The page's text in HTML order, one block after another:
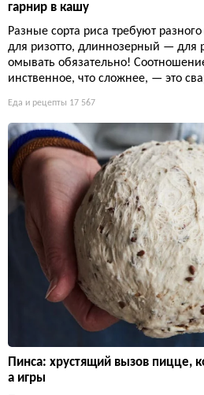
гарнир в кашу
Разные сорта риса требуют
для ризотто, длиннозерный — для
омывать обязательно!
инственное, что сложнее, — это
Еда и рецепты 17 567
Пинса: хрустящий вызов пицце,
а игры